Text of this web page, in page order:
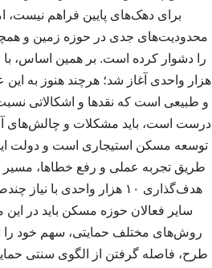
برای دهک‌های پایین فراهم نیست،
محدودیت‌های جدی در حوزه زمین و
هزار واحدی آغاز شد؛ هرچند هنوز به
و طبیعی است که نقدها و اشکالاتی
درست است، باید مشکلات و چالش‌های آن
توسعه مسکن استیجاری است و دولت این
طریق تجربه عملی و رفع خطاها، مسیر
هدف‌گذاری ۱۰ هزار واحدی
سایر فعالان حوزه مسکن باید در این
روش‌های مختلف حمایتی، سهم خود را
طرح، فاصله گرفتن از الگوی سنتی